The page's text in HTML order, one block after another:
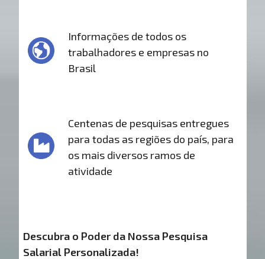
Informações de todos os
trabalhadores e empresas no
Brasil
Centenas de pesquisas entregues
para todas as regiões do país, para
os mais diversos ramos de
atividade
Descubra o Poder da Nossa Pesquisa
Salarial Personalizada!